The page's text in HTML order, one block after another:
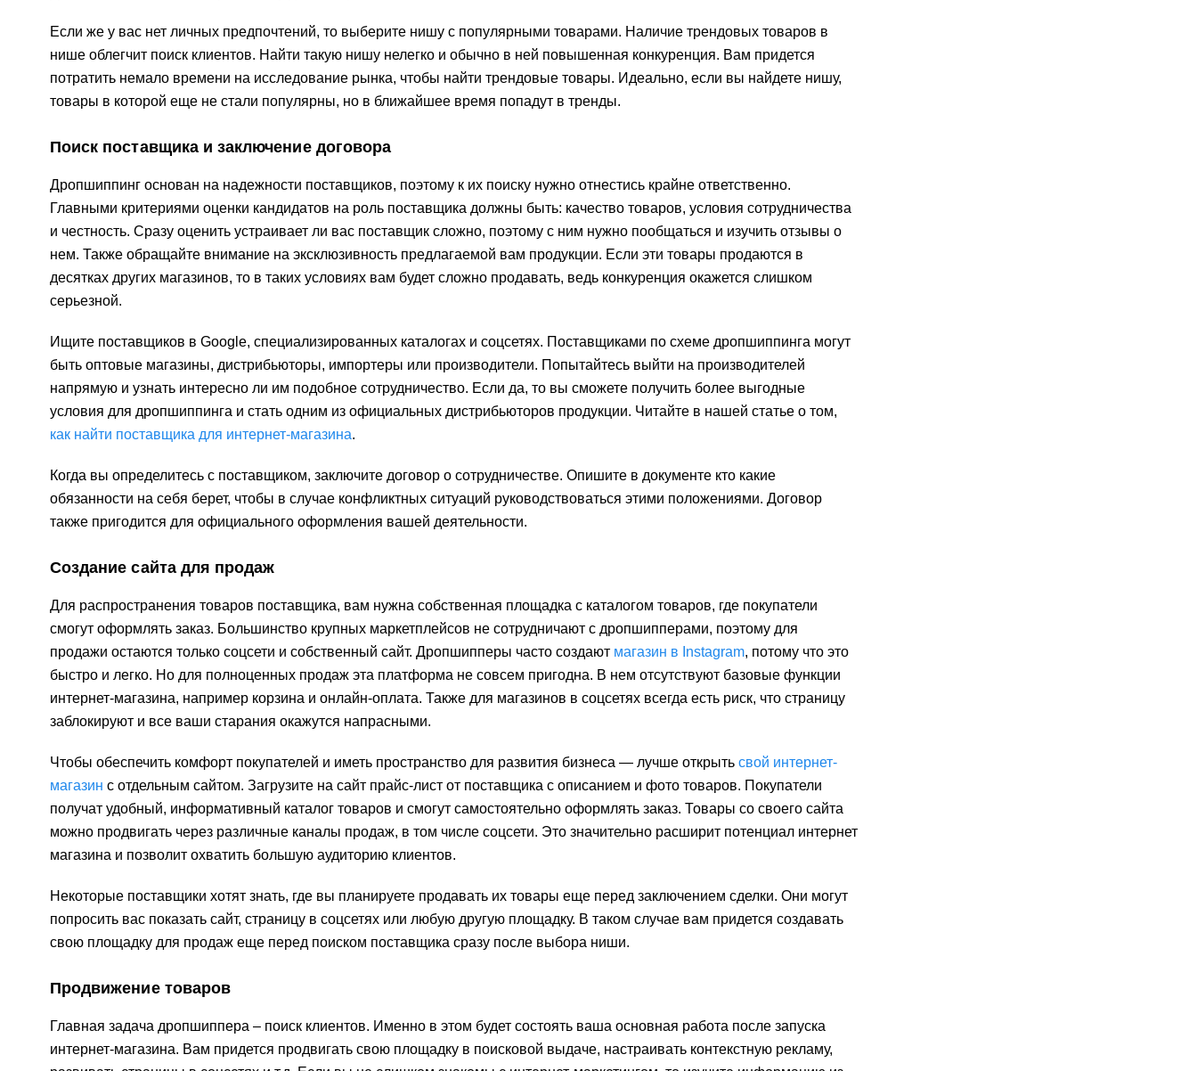
Если же у вас нет личных предпочтений, то выберите нишу с популярными товарами. Наличие трендовых товаров в
нише облегчит поиск клиентов. Найти такую нишу нелегко и обычно в ней повышенная конкуренция. Вам придется
потратить немало времени на исследование рынка, чтобы найти трендовые товары. Идеально, если вы найдете нишу,
товары в которой еще не стали популярны, но в ближайшее время попадут в тренды.
Поиск поставщика и заключение договора
Дропшиппинг основан на надежности поставщиков, поэтому к их поиску нужно отнестись крайне ответственно.
Главными критериями оценки кандидатов на роль поставщика должны быть: качество товаров, условия сотрудничества
и честность. Сразу оценить устраивает ли вас поставщик сложно, поэтому с ним нужно пообщаться и изучить отзывы о
нем. Также обращайте внимание на эксклюзивность предлагаемой вам продукции. Если эти товары продаются в
десятках других магазинов, то в таких условиях вам будет сложно продавать, ведь конкуренция окажется слишком
серьезной.
Ищите поставщиков в Google, специализированных каталогах и соцсетях. Поставщиками по схеме дропшиппинга могут
быть оптовые магазины, дистрибьюторы, импортеры или производители. Попытайтесь выйти на производителей
напрямую и узнать интересно ли им подобное сотрудничество. Если да, то вы сможете получить более выгодные
условия для дропшиппинга и стать одним из официальных дистрибьюторов продукции. Читайте в нашей статье о том,
как найти поставщика для интернет-магазина.
Когда вы определитесь с поставщиком, заключите договор о сотрудничестве. Опишите в документе кто какие
обязанности на себя берет, чтобы в случае конфликтных ситуаций руководствоваться этими положениями. Договор
также пригодится для официального оформления вашей деятельности.
Создание сайта для продаж
Для распространения товаров поставщика, вам нужна собственная площадка с каталогом товаров, где покупатели
смогут оформлять заказ. Большинство крупных маркетплейсов не сотрудничают с дропшипперами, поэтому для
продажи остаются только соцсети и собственный сайт. Дропшипперы часто создают магазин в Instagram, потому что это
быстро и легко. Но для полноценных продаж эта платформа не совсем пригодна. В нем отсутствуют базовые функции
интернет-магазина, например корзина и онлайн-оплата. Также для магазинов в соцсетях всегда есть риск, что страницу
заблокируют и все ваши старания окажутся напрасными.
Чтобы обеспечить комфорт покупателей и иметь пространство для развития бизнеса — лучше открыть свой интернет-
магазин с отдельным сайтом. Загрузите на сайт прайс-лист от поставщика с описанием и фото товаров. Покупатели
получат удобный, информативный каталог товаров и смогут самостоятельно оформлять заказ. Товары со своего сайта
можно продвигать через различные каналы продаж, в том числе соцсети. Это значительно расширит потенциал интернет
магазина и позволит охватить большую аудиторию клиентов.
Некоторые поставщики хотят знать, где вы планируете продавать их товары еще перед заключением сделки. Они могут
попросить вас показать сайт, страницу в соцсетях или любую другую площадку. В таком случае вам придется создавать
свою площадку для продаж еще перед поиском поставщика сразу после выбора ниши.
Продвижение товаров
Главная задача дропшиппера – поиск клиентов. Именно в этом будет состоять ваша основная работа после запуска
интернет-магазина. Вам придется продвигать свою площадку в поисковой выдаче, настраивать контекстную рекламу,